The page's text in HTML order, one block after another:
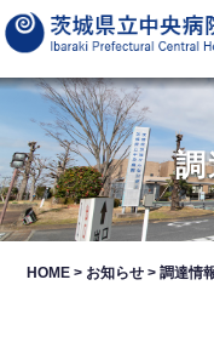
調
HOME > お知らせ > 調達情